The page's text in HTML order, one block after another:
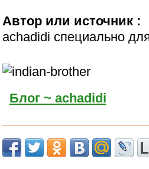
Автор или источник :
achadidi специально
Блог ~ achadidi